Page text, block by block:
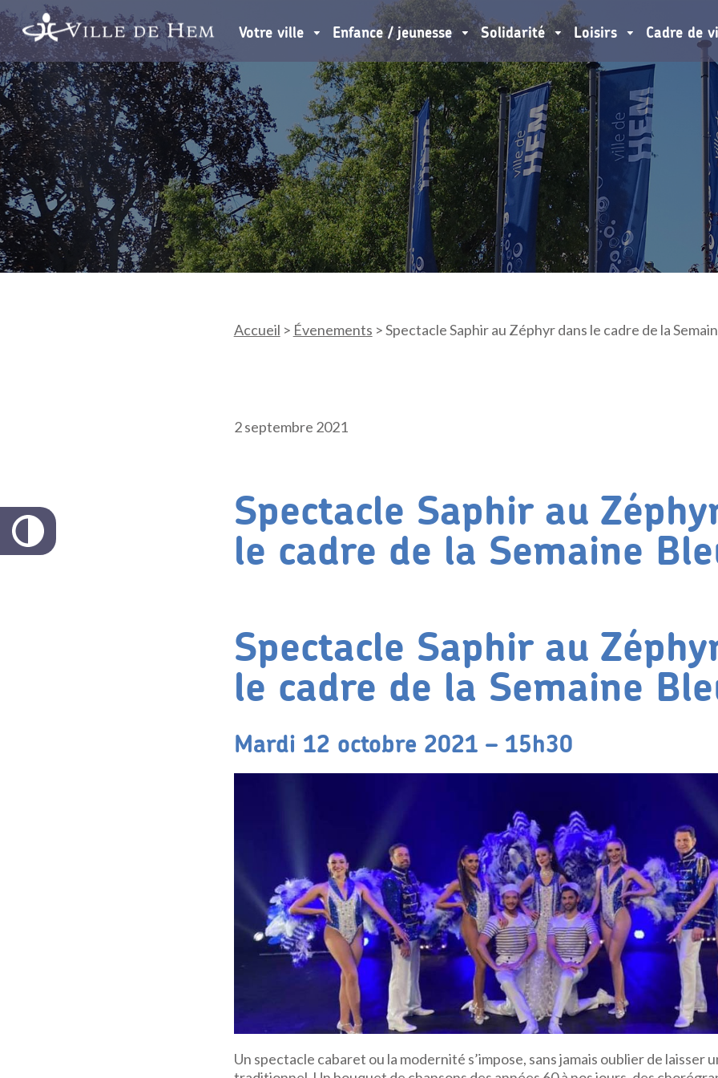
Votre ville Enfance / jeunesse Solidarité Loisirs Cadre de
Accueil > Évenements >Spectacle Saphir au Zéphyr dans le cadre de la
2 septembre 2021
Spectacle Saphir au
le cadre de la Semaine
Spectacle Saphir au
le cadre de la Semaine
Mardi 12 octobre 2021 – 15h30
Un spectacle cabaret ou la modernité s’impose, sans jamais oublier de laisser